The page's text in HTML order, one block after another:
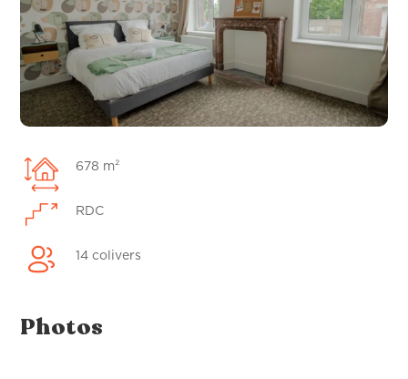
678 m²
RDC
14 colivers
Photos